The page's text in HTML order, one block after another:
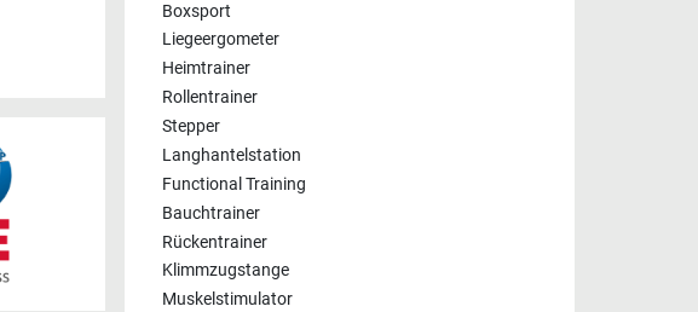
Boxsport
Liegeergometer
Heimtrainer
Rollentrainer
Stepper
Langhantelstation
Functional Training
Bauchtrainer
Rückentrainer
Klimmzugstange
Muskelstimulator